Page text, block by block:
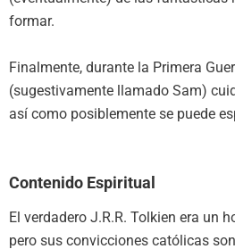
formar.
Finalmente, durante la Primera
(sugestivamente llamado Sam)
así como posiblemente se puede
Contenido Espiritual
El verdadero J.R.R. Tolkien era un
pero sus convicciones católicas